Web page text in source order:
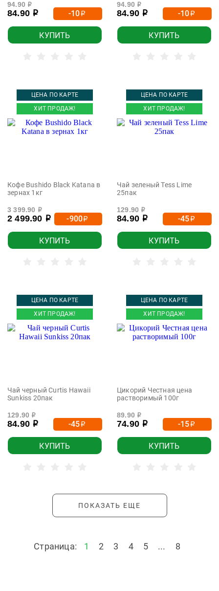
94.90 р
84.90 р -10р
КУПИТЬ
94.90 р
84.90 р -10р
КУПИТЬ
ЦЕНА ПО КАРТЕ
ХИТ ПРОДАЖ!
Кофе Bushido Black Katana в
зернах 1кг
3 399.90 р
2 499.90 р -900р
КУПИТЬ
ЦЕНА ПО КАРТЕ
ХИТ ПРОДАЖ!
Чай зеленый Tess Lime
25пак
129.90 р
84.90 р -45р
КУПИТЬ
ЦЕНА ПО КАРТЕ
ХИТ ПРОДАЖ!
Чай черный Curtis Hawaii
Sunkiss 20пак
129.90 р
84.90 р -45р
КУПИТЬ
ЦЕНА ПО КАРТЕ
ХИТ ПРОДАЖ!
Цикорий Честная цена
растворимый 100г
89.90 р
74.90 р -15р
КУПИТЬ
ПОКАЗАТЬ ЕЩЕ
Страница: 1 2 3 4 5 ... 8